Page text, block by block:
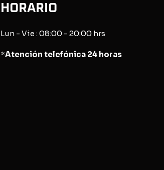
HORARIO
Lun - Vie : 08:00 - 20:00 hrs
*Atención telefónica 24 horas